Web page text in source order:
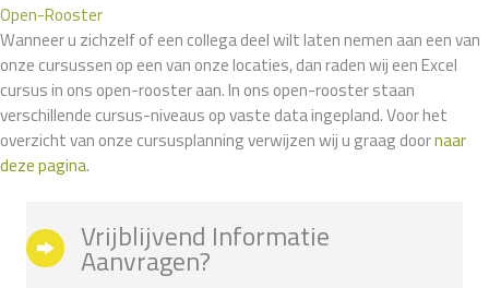
Open-Rooster
Wanneer u zichzelf of een collega deel wilt laten nemen aan een van
onze cursussen op een van onze locaties, dan raden wij een Excel
cursus in ons open-rooster aan. In ons open-rooster staan
verschillende cursus-niveaus op vaste data ingepland. Voor het
overzicht van onze cursusplanning verwijzen wij u graag doornaar
deze pagina.
Vrijblijvend Informatie
Aanvragen?